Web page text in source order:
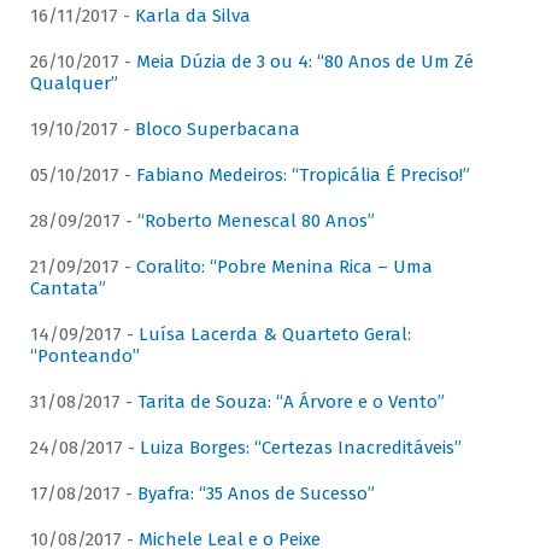
16/11/2017 - Karla da Silva
26/10/2017 - Meia Dúzia de 3 ou 4: “80 Anos de Um Zé
Qualquer”
19/10/2017 - Bloco Superbacana
05/10/2017 - Fabiano Medeiros: “Tropicália É Preciso!”
28/09/2017 - “Roberto Menescal 80 Anos”
21/09/2017 - Coralito: “Pobre Menina Rica – Uma
Cantata”
14/09/2017 - Luísa Lacerda & Quarteto Geral:
“Ponteando”
31/08/2017 - Tarita de Souza: “A Árvore e o Vento”
24/08/2017 - Luiza Borges: “Certezas Inacreditáveis”
17/08/2017 - Byafra: “35 Anos de Sucesso”
10/08/2017 - Michele Leal e o Peixe